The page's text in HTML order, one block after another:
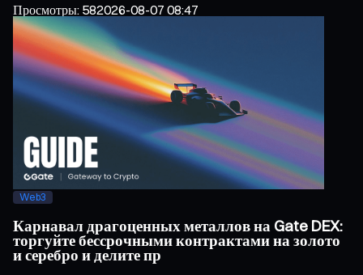
Просмотры: 582026-08-07 08:47
Web3
Карнавал драгоценных металлов на Gate DEX:
торгуйте бессрочными контрактами на золото
и серебро и делите пр